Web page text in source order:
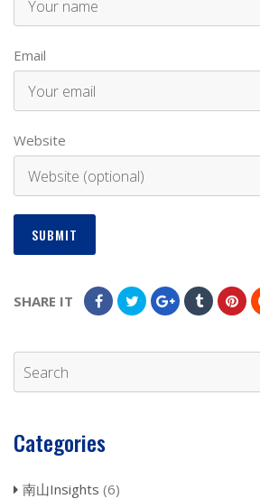
Email
Website
SHARE IT
Categories
南山Insights (6)